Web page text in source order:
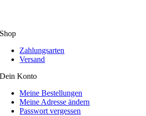
Shop
Zahlungsarten
Versand
Dein Konto
Meine Bestellungen
Meine Adresse ändern
Passwort vergessen